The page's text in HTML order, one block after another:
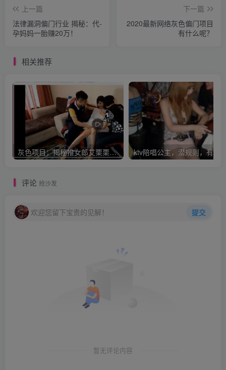
上一篇
法律漏洞偏门行业 揭秘：代-
孕妈妈一胎赚20万！
下一篇
2020最新网络灰色偏门项目
有什么呢？
相关推荐
灰色项目：揭秘推女郎艾栗栗收费视频赚钱套路!
评论 抢沙发
欢迎您留下宝贵的见解！ 提交
暂无评论内容